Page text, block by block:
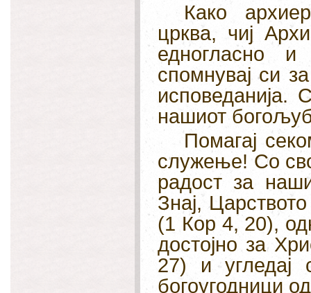
Како
црква, чиј
едногласно
спомнувај си
нашиот
Помагај
служење! Со
радост за
Знај,
(1 Кор 4, 20),
достојно за
27) и угледај
богоугодници